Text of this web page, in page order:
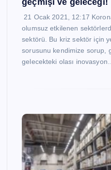
21 Ocak 2021, 12:17
olumsuz etkilenen
sektörü. Bu kriz sektör için
sorusunu kendimize sorup,
gelecekteki olası inovasyon…